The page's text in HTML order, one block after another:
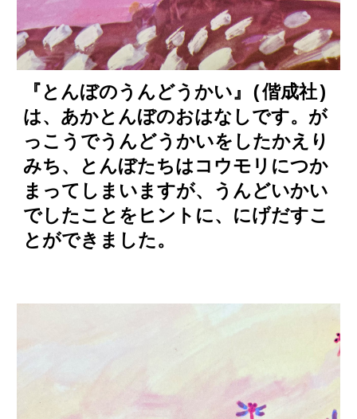
『とんぼのうんどうかい』(偕成社)
は、あかとんぼのおはなしです。が
っこうでうんどうかいをしたかえり
みち、とんぼたちはコウモリにつか
まってしまいますが、うんどいかい
でしたことをヒントに、にげだすこ
とができました。